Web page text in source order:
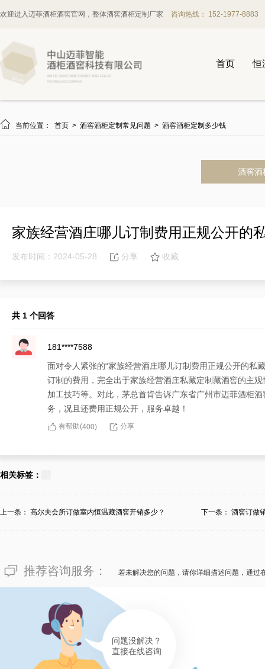
欢迎进入迈菲酒柜酒窖官网，整体酒窖酒柜定制厂家 咨询热线： 152-1977-8883
首页 恒
 当前位置： 首页 > 酒窖酒柜定制常见问题 > 酒窖酒柜定制多少钱
酒窖酒
家族经营酒庄哪儿订制费用正规公开的
发布时间：2024-05-28 分享 收藏
共 1 个回答
181****7588
面对令人紧张的“家族经营酒庄哪儿订制费用正规公开的私
订制的费用，完全出于家族经营酒庄私藏定制藏酒窖的主
加工技巧等。对此，茅总首肯告诉广东省广州市迈菲酒柜
务，况且还费用正规公开，服务卓越！
有帮助(400) 分享
相关标签：
上一条： 高尔夫会所订做室内恒温藏酒窖开销多少？ 下一条： 酒窖订做
推荐咨询服务： 若未解决您的问题，请你详细描述问题，通过
问题没解决？
直接在线咨询